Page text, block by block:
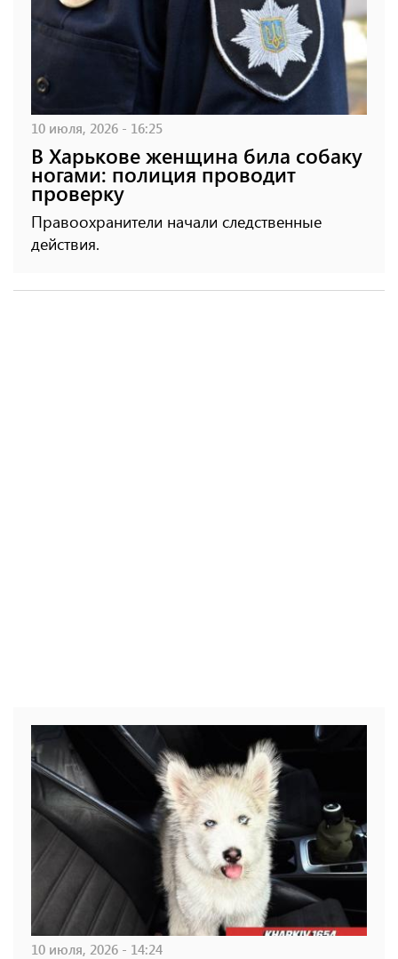
10 июля, 2026 - 16:25
В Харькове женщина била собаку
ногами: полиция проводит
проверку
Правоохранители начали следственные
действия.
10 июля, 2026 - 14:24